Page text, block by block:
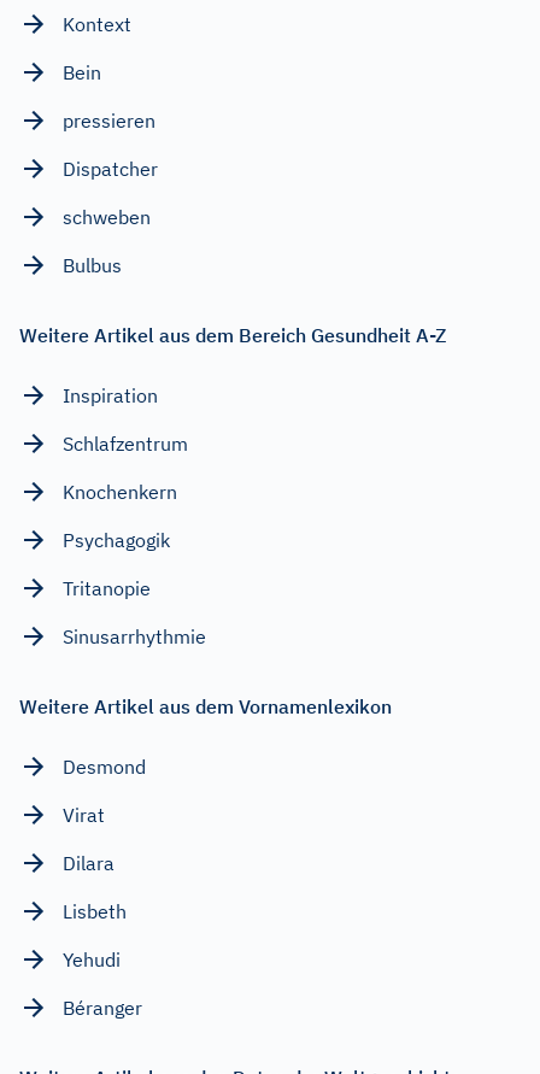
Kontext
Bein
pressieren
Dispatcher
schweben
Bulbus
Weitere Artikel aus dem Bereich Gesundheit A-Z
Inspiration
Schlafzentrum
Knochenkern
Psychagogik
Tritanopie
Sinusarrhythmie
Weitere Artikel aus dem Vornamenlexikon
Desmond
Virat
Dilara
Lisbeth
Yehudi
Béranger